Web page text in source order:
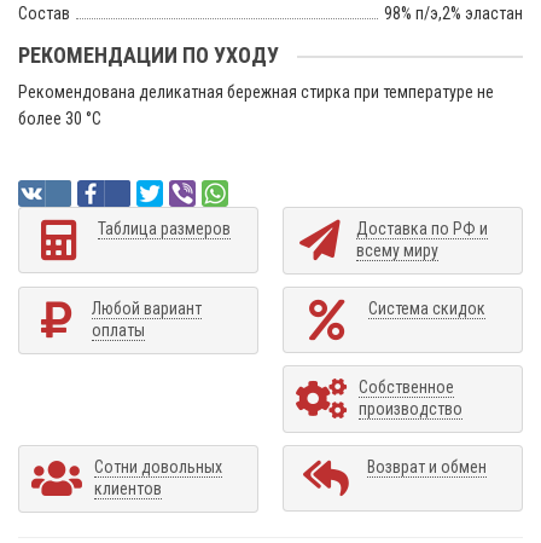
Состав
98% п/э,2% эластан
РЕКОМЕНДАЦИИ ПО УХОДУ
Рекомендована деликатная бережная стирка при температуре не
более 30 °C
Таблица размеров
Доставка по РФ и
всему миру
Любой вариант
оплаты
Система скидок
Собственное
производство
Сотни довольных
клиентов
Возврат и обмен